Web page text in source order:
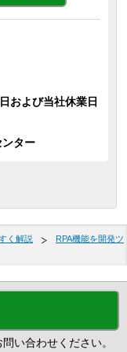
および当社休業日
ター
く解説
RPA機能を開発ツ
い合わせください。